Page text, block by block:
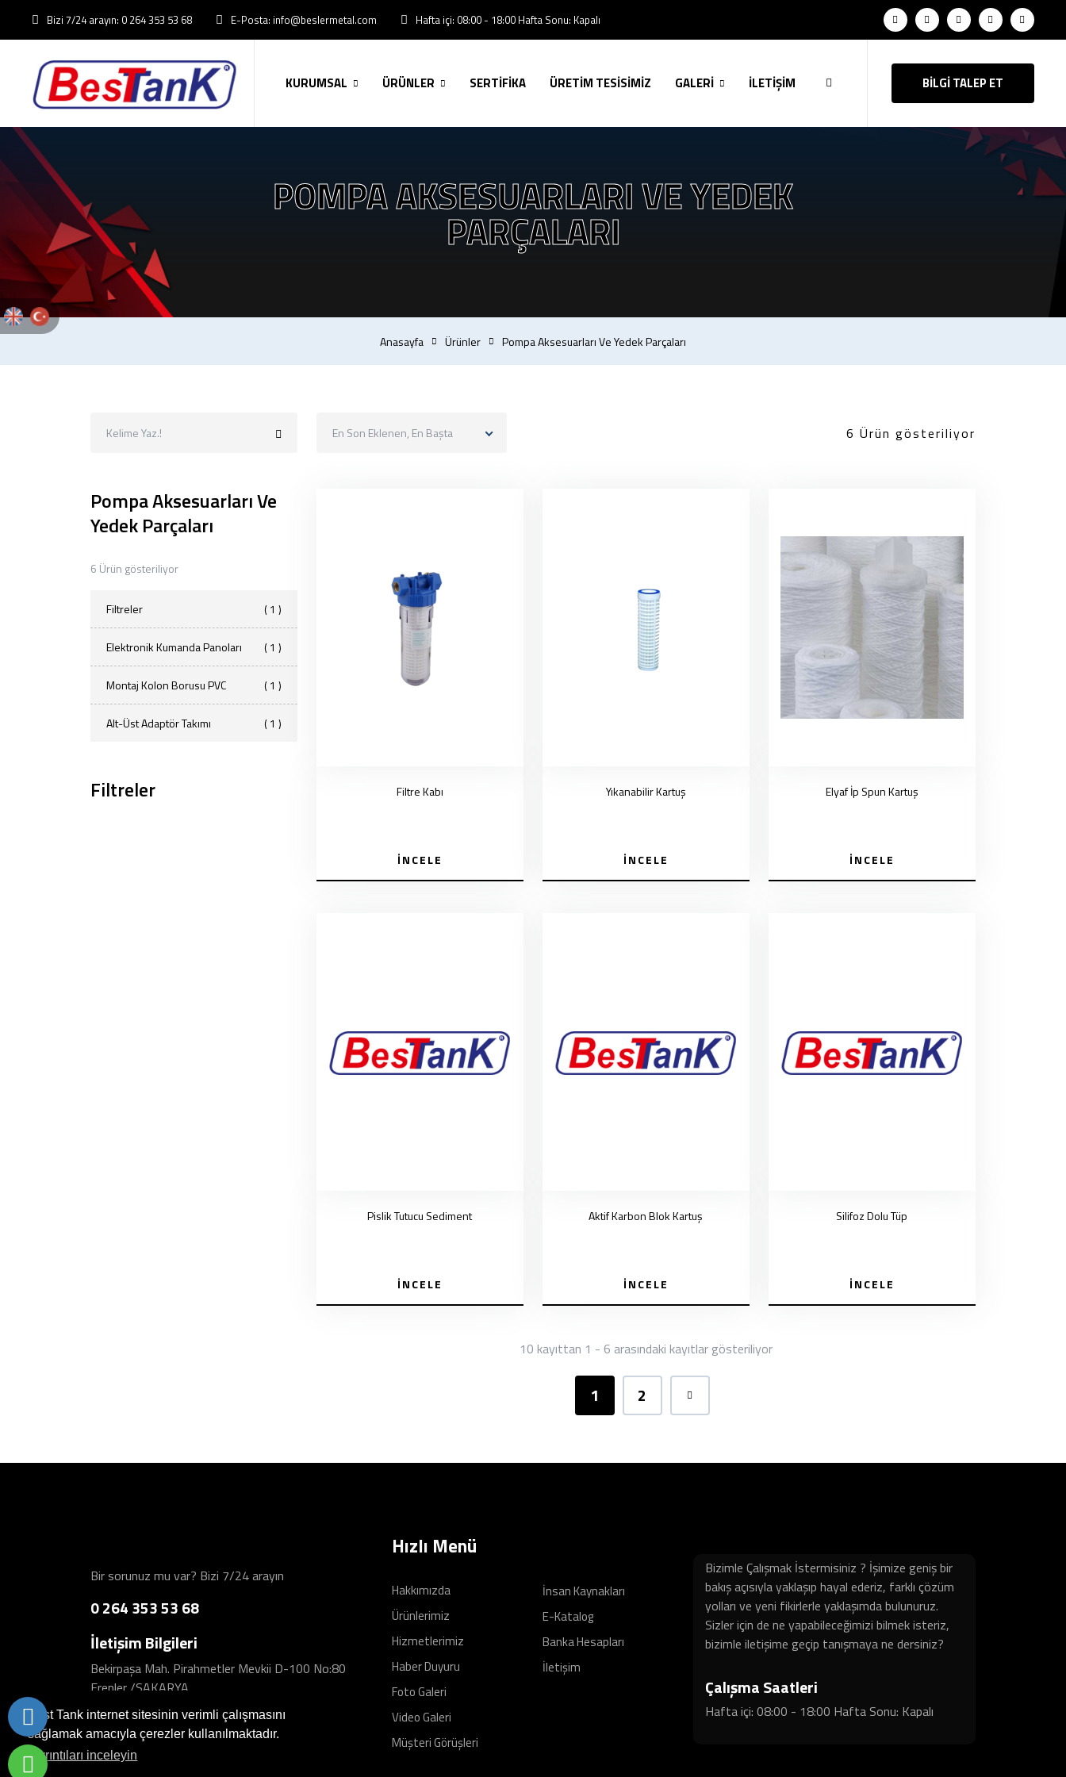
Best Tank internet sitesinin verimli çalışmasını
sağlamak amacıyla çerezler kullanılmaktadır.
Ayrıntıları inceleyin
Bizi 7/24 arayın: 0 264 353 53 68 E-Posta: info@beslermetal.com Hafta içi: 08:00 - 18:00 Hafta Sonu: Kapalı
KURUMSAL ÜRÜNLER SERTİFİKA ÜRETİM TESİSİMİZ GALERİ İLETİŞİM BİLGİ TALEP ET
POMPA AKSESUARLARI VE YEDEK
PARÇALARI
Anasayfa Ürünler Pompa Aksesuarları Ve Yedek Parçaları
Pompa Aksesuarları Ve
Yedek Parçaları
6 Ürün gösteriliyor
Filtreler ( 1 )
Elektronik Kumanda Panoları ( 1 )
Montaj Kolon Borusu PVC ( 1 )
Alt-Üst Adaptör Takımı ( 1 )
Filtreler
En Son Eklenen, En Başta 6 Ürün gösteriliyor
Filtre Kabı
İNCELE
Yıkanabilir Kartuş
İNCELE
Elyaf İp Spun Kartuş
İNCELE
Pislik Tutucu Sediment
İNCELE
Aktif Karbon Blok Kartuş
İNCELE
Silifoz Dolu Tüp
İNCELE
10 kayıttan 1 - 6 arasındaki kayıtlar gösteriliyor
1 2
Bir sorunuz mu var? Bizi 7/24 arayın
0 264 353 53 68
İletişim Bilgileri
Bekirpaşa Mah. Pirahmetler Mevkii D-100 No:80
Erenler /SAKARYA
Hızlı Menü
Hakkımızda
Ürünlerimiz
Hizmetlerimiz
Haber Duyuru
Foto Galeri
Video Galeri
Müşteri Görüşleri
İnsan Kaynakları
E-Katalog
Banka Hesapları
İletişim
Bizimle Çalışmak İstermisiniz ? İşimize geniş bir
bakış açısıyla yaklaşıp hayal ederiz, farklı çözüm
yolları ve yeni fikirlerle yaklaşımda bulunuruz.
Sizler için de ne yapabileceğimizi bilmek isteriz,
bizimle iletişime geçip tanışmaya ne dersiniz?
Çalışma Saatleri
Hafta içi: 08:00 - 18:00 Hafta Sonu: Kapalı